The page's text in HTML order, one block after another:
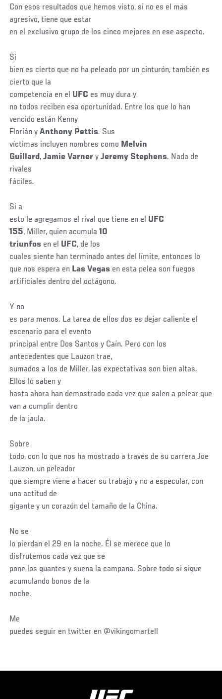
Con esos resultados que hemos visto, si no es el más
agresivo, tiene que estar
en el exclusivo grupo de los cinco mejores en ese aspecto.
Si
bien es cierto que no ha peleado por un cinturón, también es
cierto que la
competencia en el UFC es muy dura y
no todos reciben esa oportunidad. Entre los que lo han
vencido están Kenny
Florián yAnthony Pettis. Sus
víctimas incluyen nombres como Melvin
Guillard,Jamie Varner yJeremy Stephens. Nada de
rivales
fáciles.
Si a
esto le agregamos el rival que tiene en el UFC
155, Miller, quien acumula10
triunfos en el UFC, de los
cuales siente han terminado antes del límite, entonces lo
que nos espera en Las Vegas en esta pelea son fuegos
artificiales dentro del octágono.
Y no
es para menos. La tarea de ellos dos es dejar caliente el
escenario para el evento
principal entre Dos Santos y Caín. Pero con los
antecedentes que Lauzon trae,
sumados a los de Miller, las expectativas son bien altas.
Ellos lo saben y
hasta ahora han demostrado cada vez que salen a pelear que
van a cumplir dentro
de la jaula.
Sobre
todo, con lo que nos ha mostrado a través de su carrera Joe
Lauzon, un peleador
que siempre viene a hacer su trabajo y no a especular, con
una actitud de
gigante y un corazón del tamaño de la China.
No se
lo pierdan el 29 en la noche. Él se merece que lo
disfrutemos cada vez que se
pone los guantes y suena la campana. Sobre todo si sigue
acumulando bonos de la
noche.
Me
puedes seguir en twitter en @vikingomartell